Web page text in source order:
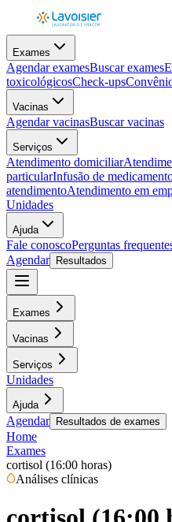
Exames
Agendar examesBuscar exames
toxicológicosCheck-ups
Vacinas
Agendar vacinasBuscar vacinas
Serviços
Atendimento domiciliar
particularInfusão de
atendimentoAtendimento em
Unidades
Ajuda
Fale conoscoPerguntas
Agendar
Resultados
Exames
Vacinas
Serviços
Unidades
Ajuda
Agendar Resultados de exames
Home
Exames
cortisol (16:00 horas)
Análises clínicas